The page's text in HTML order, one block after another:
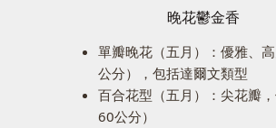
晚花鬱金香
單瓣晚花（五月）：優雅、
公分），包括達爾文類型
百合花型（五月）：尖花瓣
60公分）